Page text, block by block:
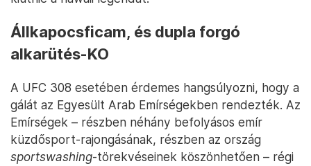
Állkapocsficam, és dupla forgó
alkarütés-KO
A UFC 308 esetében érdemes hangsúlyozni, hogy a
gálát az Egyesült Arab Emírségekben rendezték. Az
Emírségek – részben néhány befolyásos emír
küzdősport-rajongásának, részben az ország
sportswashing-törekvéseinek köszönhetően – régi